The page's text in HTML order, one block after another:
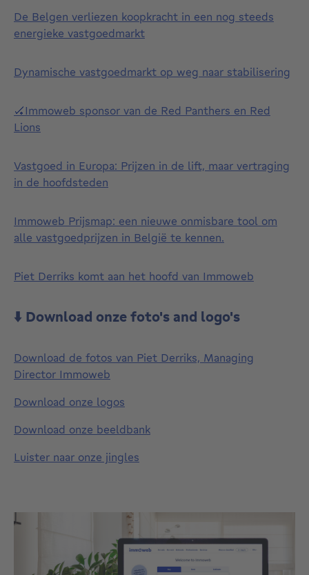
De Belgen verliezen koopkracht in een nog steeds
energieke vastgoedmarkt
Dynamische vastgoedmarkt op weg naar stabilisering
🏑Immoweb sponsor van de Red Panthers en Red
Lions
Vastgoed in Europa: Prijzen in de lift, maar vertraging
in de hoofdsteden
Immoweb Prijsmap: een nieuwe onmisbare tool om
alle vastgoedprijzen in België te kennen.
Piet Derriks komt aan het hoofd van Immoweb
⬇️ Download onze foto's and logo's
Download de fotos van Piet Derriks, Managing
Director Immoweb
Download onze logos
Download onze beeldbank
Luister naar onze jingles